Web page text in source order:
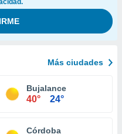
Más ciudades
Bujalance
40° 24°
Córdoba